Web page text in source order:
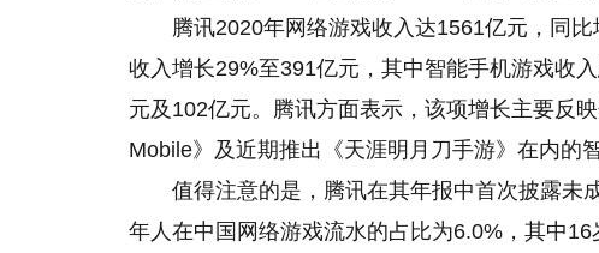
腾讯2020年网络游戏收入达1561亿元，同
收入增长29%至391亿元，其中智能手机游戏收
元及102亿元。腾讯方面表示，该项增长主要反
Mobile》及近期推出《天涯明月刀手游》在内的
值得注意的是，腾讯在其年报中首次披露未
年人在中国网络游戏流水的占比为6.0%，其中16